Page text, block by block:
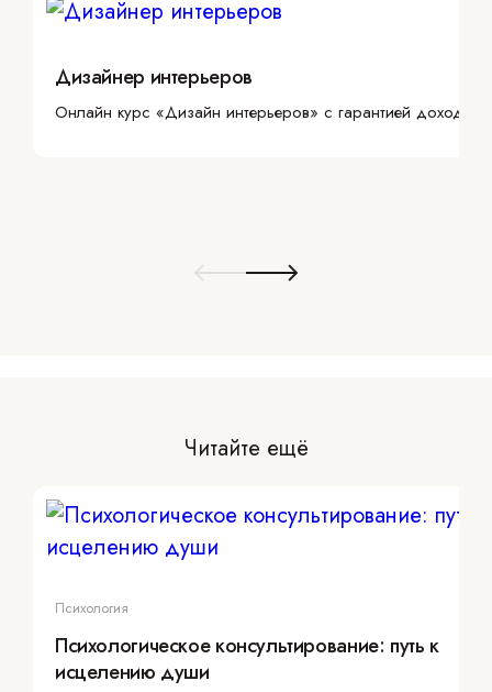
Дизайнер интерьеров
Онлайн курс «Дизайн интерьеров» с гарантией дохода
Читайте ещё
Психология
Психологическое консультирование: путь к
исцелению души